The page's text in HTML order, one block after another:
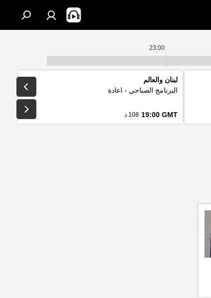
23:00
لبنان والعالم
البرنامج الصباحي - اعادة
19:00 GMT 108 د